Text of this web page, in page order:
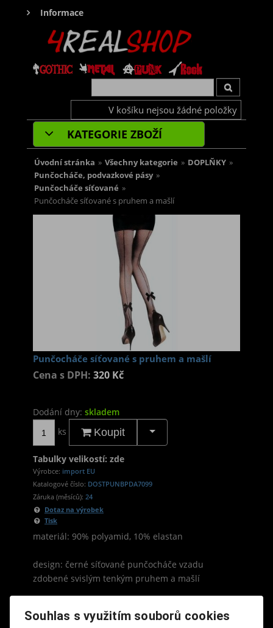
Informace
V košíku nejsou žádné položky
KATEGORIE ZBOŽÍ
Úvodní stránka » Všechny kategorie » DOPLŇKY »
Punčocháče, podvazkové pásy »
Punčocháče síťované »
Punčocháče síťované s pruhem a mašlí
Punčocháče síťované s pruhem a mašlí
Cena s DPH: 320 Kč
Dodání dny: skladem
ks
Koupit
Tabulky velikostí: zde
Výrobce: import EU
Katalogové číslo: DOSTPUNBPDA7099
Záruka (měsíců): 24
Dotaz na výrobek
Tisk
materiál: 90% polyamid, 10% elastan
design: černé síťované punčocháče vzadu
zdobené svislým tenkým pruhem a mašlí
Souhlas s využitím souborů cookies